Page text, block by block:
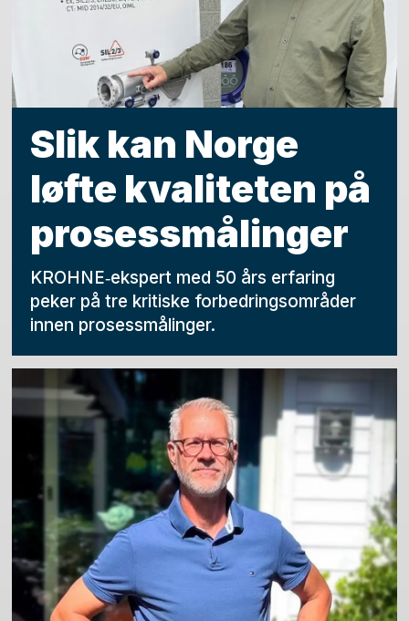
Slik kan Norge
løfte kvaliteten på
prosessmålinger
KROHNE‑ekspert med 50 års erfaring
peker på tre kritiske forbedringsområder
innen prosessmålinger.